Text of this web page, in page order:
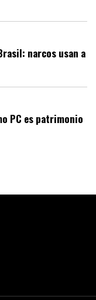
narcos usan a
PC es patrimonio